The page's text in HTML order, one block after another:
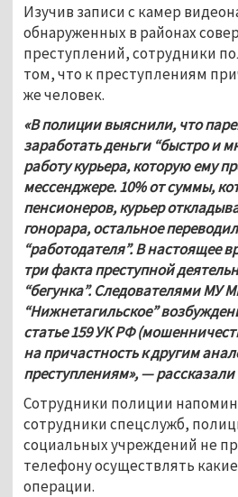
Изучив записи с камер
обнаруженных в районах
преступлений, сотрудники
том, что к преступлениям
же человек.
«В полиции выяснили, что
заработать деньги “быстро и
работу курьера, которую ему
мессенджере. 10% от суммы,
пенсионеров, курьер
гонорара, остальное
“работодателя”. В настоящее
три факта преступной
“бегунка”. Следователями МУ
“Нижнетагильское”
статье 159 УК РФ
на причастность к другим
преступлениям», —
Сотрудники полиции
сотрудники спецслужб,
социальных учреждений не
телефону осуществлять
операции.